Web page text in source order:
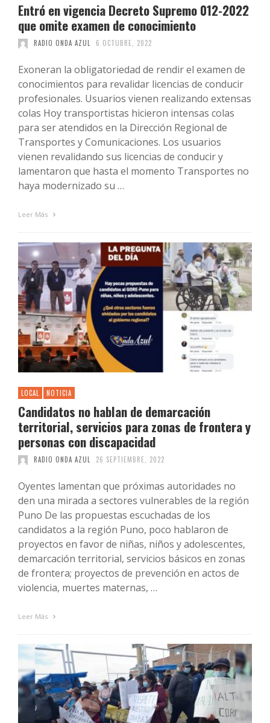
Entró en vigencia Decreto Supremo 012-2022
que omite examen de conocimiento
RADIO ONDA AZUL 6 OCTUBRE, 2022
Exoneran la obligatoriedad de rendir el examen de
conocimientos para revalidar licencias de conducir
profesionales. Usuarios vienen realizando extensas
colas Hoy transportistas hicieron intensas colas
para ser atendidos en la Dirección Regional de
Transportes y Comunicaciones. Los usuarios
vienen revalidando sus licencias de conducir y
lamentaron que hasta el momento Transportes no
haya modernizado su …
Leer Más
LOCAL NOTICIA
Candidatos no hablan de demarcación
territorial, servicios para zonas de frontera y
personas con discapacidad
RADIO ONDA AZUL 26 SEPTIEMBRE, 2022
Oyentes lamentan que próximas autoridades no
den una mirada a sectores vulnerables de la región
Puno De las propuestas escuchadas de los
candidatos a la región Puno, poco hablaron de
proyectos en favor de niñas, niños y adolescentes,
demarcación territorial, servicios básicos en zonas
de frontera; proyectos de prevención en actos de
violencia, muertes maternas, …
Leer Más